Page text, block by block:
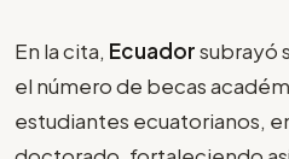
En la cita, Ecuadorsubrayó
el número de becas
estudiantes ecuatorianos,